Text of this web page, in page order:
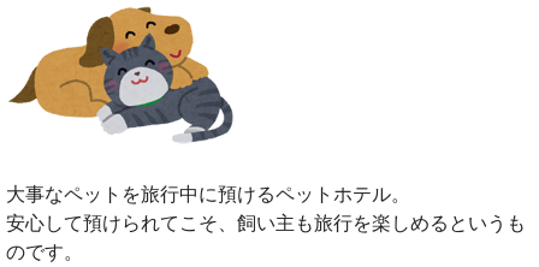
大事なペットを旅行中に預けるペットホテル。
安心して預けられてこそ、飼い主も旅行を楽しめるというも
のです。